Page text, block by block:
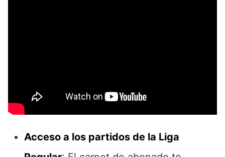
Acceso a los partidos de la Liga